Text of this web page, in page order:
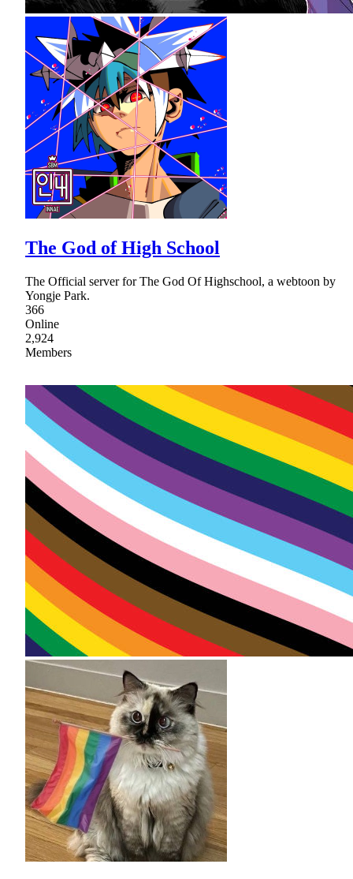
The God of High School
The Official server for The God Of Highschool, a webtoon by
Yongje Park.
366
Online
2,924
Members